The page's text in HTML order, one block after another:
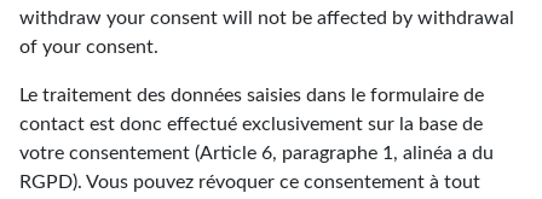
withdraw your consent will not be affected by withdrawal
of your consent.
Le traitement des données saisies dans le formulaire de
contact est donc effectué exclusivement sur la base de
votre consentement (Article 6, paragraphe 1, alinéa a du
RGPD). Vous pouvez révoquer ce consentement à tout